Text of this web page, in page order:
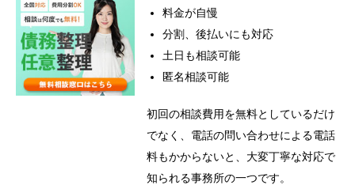
料金が自慢
分割、後払いにも対応
土日も相談可能
匿名相談可能
初回の相談費用を無料としているだけ
でなく、電話の問い合わせによる電話
料もかからないと、大変丁寧な対応で
知られる事務所の一つです。